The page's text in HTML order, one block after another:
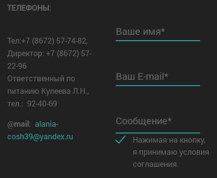
ТЕЛЕФОНЫ:
Тел:+7 (8672) 57-74-82,
Директор: +7 (8672) 57-
22-96
Ответственный по
питанию Купеева Л.Н.,
тел.: 92-40-69
@mail: alania-
cosh39@yandex.ru
Ваше имя*
Ваш E-mail*
Сообщение*
Нажимая на кнопку,
я принимаю условия
соглашения.